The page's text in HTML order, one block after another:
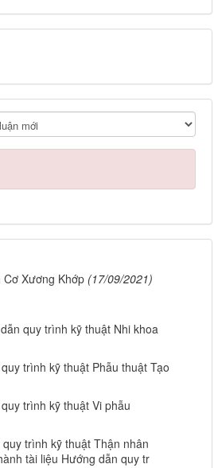
Xương Khớp (17/09/2021)
quy trình kỹ thuật Nhi khoa
trình kỹ thuật Phẫu thuật Tạo
trình kỹ thuật Vi phẫu
trình kỹ thuật Thận nhân
tài liệu Hướng dẫn quy tr